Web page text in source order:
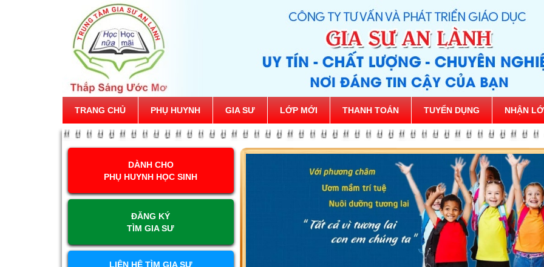
TRANG CHỦ PHỤ HUYNH GIA SƯ LỚP MỚI THANH TOÁN TUYỂN DỤNG NHẬN
DÀNH CHO
PHỤ HUYNH HỌC SINH
ĐĂNG KÝ
TÌM GIA SƯ
LIÊN HỆ TÌM GIA SƯ